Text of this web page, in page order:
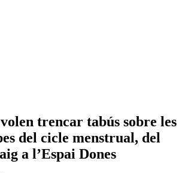
trencar tabús sobre les
del cicle menstrual, del
a l’Espai Dones